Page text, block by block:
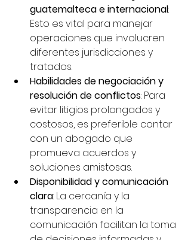
guatemalteca e internacional:
Esto es vital para manejar
operaciones que involucren
diferentes jurisdicciones y
tratados.
Habilidades de negociación y
resolución de conflictos: Para
evitar litigios prolongados y
costosos, es preferible contar
con un abogado que
promueva acuerdos y
soluciones amistosas.
Disponibilidad y comunicación
clara: La cercanía y la
transparencia en la
comunicación facilitan la toma